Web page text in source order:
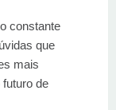
constante
que
mais
de